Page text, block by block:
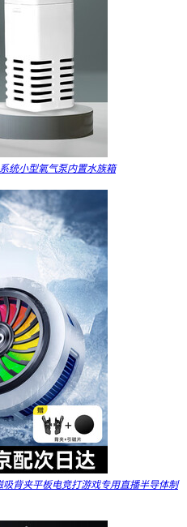
统小型氧气泵内置水族箱
背夹平板电竞打游戏专用直播半导体制